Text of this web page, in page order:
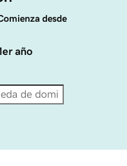
desde
año